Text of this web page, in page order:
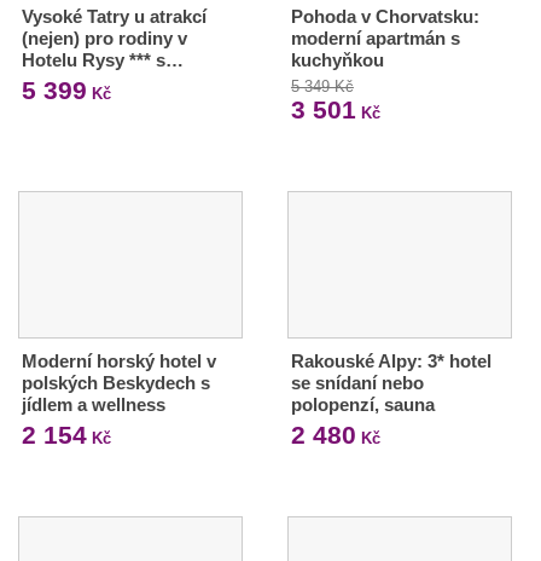
Vysoké Tatry u atrakcí
(nejen) pro rodiny v
Hotelu Rysy *** s…
5 399 Kč
Pohoda v Chorvatsku:
moderní apartmán s
kuchyňkou
5 349 Kč
3 501 Kč
Moderní horský hotel v
polských Beskydech s
jídlem a wellness
2 154 Kč
Rakouské Alpy: 3* hotel
se snídaní nebo
polopenzí, sauna
2 480 Kč